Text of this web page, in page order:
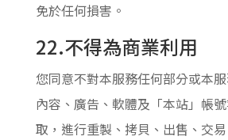
免於任何損害。
22.不得為商業利用
您同意不對本服務任何部分或本
內容、廣告、軟體及「本站」帳
取，進行重製、拷貝、出售、交